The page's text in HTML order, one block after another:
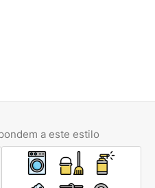
a este estilo